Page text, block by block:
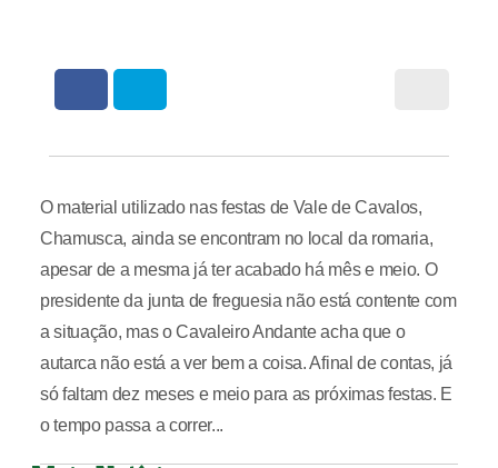
O material utilizado nas festas de Vale de Cavalos,
Chamusca, ainda se encontram no local da romaria,
apesar de a mesma já ter acabado há mês e meio. O
presidente da junta de freguesia não está contente com
a situação, mas o Cavaleiro Andante acha que o
autarca não está a ver bem a coisa. Afinal de contas, já
só faltam dez meses e meio para as próximas festas. E
o tempo passa a correr...